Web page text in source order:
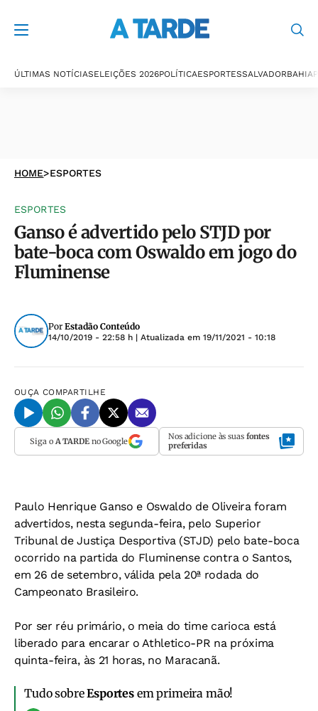
ÚLTIMAS NOTÍCIASELEIÇÕES 2026POLÍTICAESPORTESSALVADORBAHIA
HOME>ESPORTES
ESPORTES
Ganso é advertido pelo STJD por
bate-boca com Oswaldo em jogo do
Fluminense
Por Estadão Conteúdo
14/10/2019 - 22:58 h | Atualizada em 19/11/2021 - 10:18
OUÇA COMPARTILHE
Siga o A TARDEno Google Nos adicione às suas fontes
preferidas
Paulo Henrique Ganso e Oswaldo de Oliveira foram
advertidos, nesta segunda-feira, pelo Superior
Tribunal de Justiça Desportiva (STJD) pelo bate-boca
ocorrido na partida do Fluminense contra o Santos,
em 26 de setembro, válida pela 20ª rodada do
Campeonato Brasileiro.
Por ser réu primário, o meia do time carioca está
liberado para encarar o Athletico-PR na próxima
quinta-feira, às 21 horas, no Maracanã.
Tudo sobreEsportesem primeira mão!